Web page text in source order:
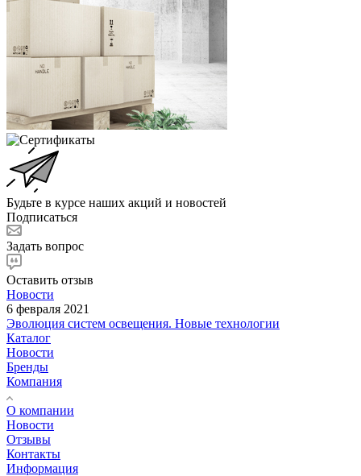
Будьте в курсе наших акций и новостей
Подписаться
Задать вопрос
Оставить отзыв
Новости
6 февраля 2021
Эволюция систем освещения. Новые технологии
Каталог
Новости
Бренды
Компания
О компании
Новости
Отзывы
Контакты
Информация